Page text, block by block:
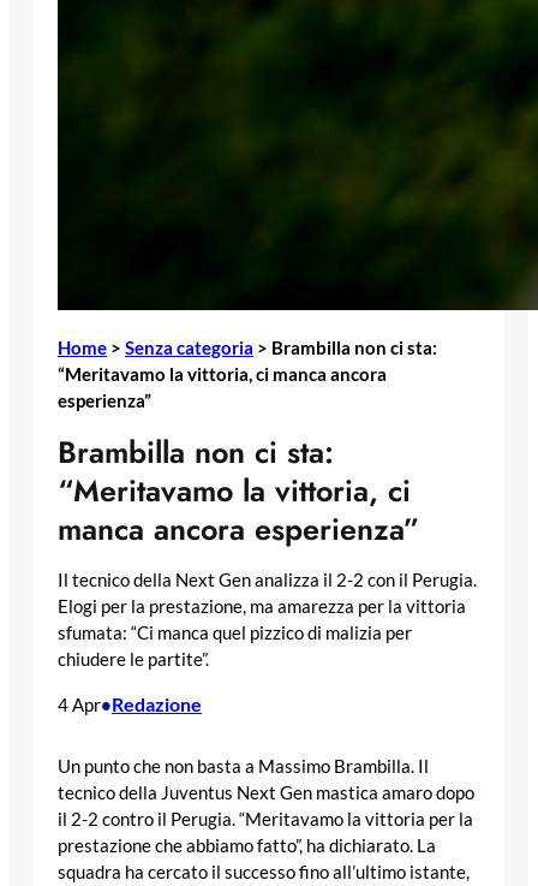
Home > Senza categoria > Brambilla non ci sta:
“Meritavamo la vittoria, ci manca ancora
esperienza”
Brambilla non ci sta:
“Meritavamo la vittoria, ci
manca ancora esperienza”
Il tecnico della Next Gen analizza il 2-2 con il Perugia.
Elogi per la prestazione, ma amarezza per la vittoria
sfumata: “Ci manca quel pizzico di malizia per
chiudere le partite”.
4 Apr•Redazione
Un punto che non basta a Massimo Brambilla. Il
tecnico della Juventus Next Gen mastica amaro dopo
il 2-2 contro il Perugia. “Meritavamo la vittoria per la
prestazione che abbiamo fatto”, ha dichiarato. La
squadra ha cercato il successo fino all’ultimo istante,